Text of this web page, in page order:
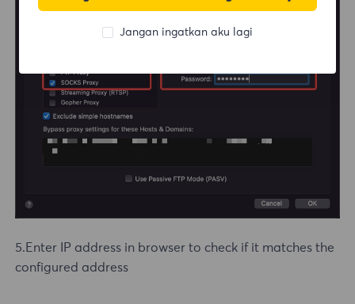
5.Enter IP address in browser to check if it matches the
configured address
Jangan ingatkan aku lagi